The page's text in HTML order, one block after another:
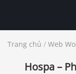
Trang chủ / Web
Hospa –